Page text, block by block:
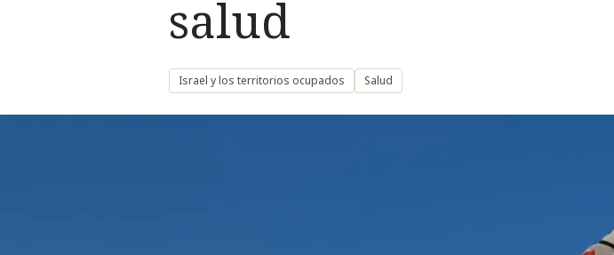
salud
Israel y los territorios ocupados Salud